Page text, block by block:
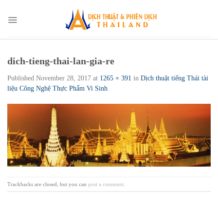
content
dich-tieng-thai-lan-gia-re
Published November 28, 2017 at 1265 × 391 in Dịch thuật tiếng Thái tài
liệu Công Nghệ Thực Phẩm Vi Sinh
Trackbacks are closed, but you can post a comment